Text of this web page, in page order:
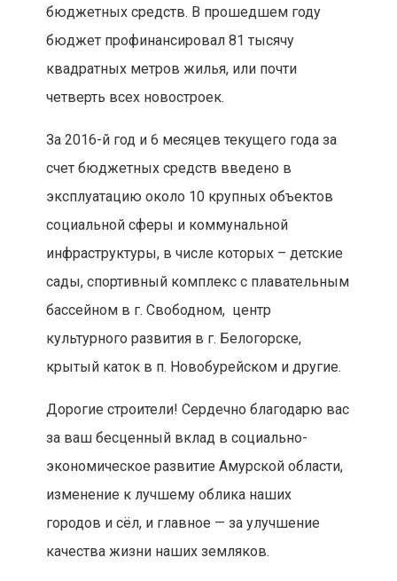
бюджетных средств. В прошедшем году
бюджет профинансировал 81 тысячу
квадратных метров жилья, или почти
четверть всех новостроек.
За 2016-й год и 6 месяцев текущего года за
счет бюджетных средств введено в
эксплуатацию около 10 крупных объектов
социальной сферы и коммунальной
инфраструктуры, в числе которых – детские
сады, спортивный комплекс с плавательным
бассейном в г. Свободном, центр
культурного развития в г. Белогорске,
крытый каток в п. Новобурейском и другие.
Дорогие строители! Сердечно благодарю вас
за ваш бесценный вклад в социально-
экономическое развитие Амурской области,
изменение к лучшему облика наших
городов и сёл, и главное — за улучшение
качества жизни наших земляков.